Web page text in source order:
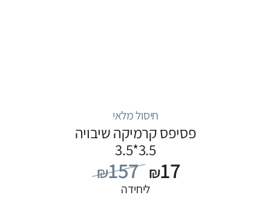
חיסול מלאי
פסיפס קרמיקה שיבויה
3.5*3.5
₪157 ₪17
ליחידה